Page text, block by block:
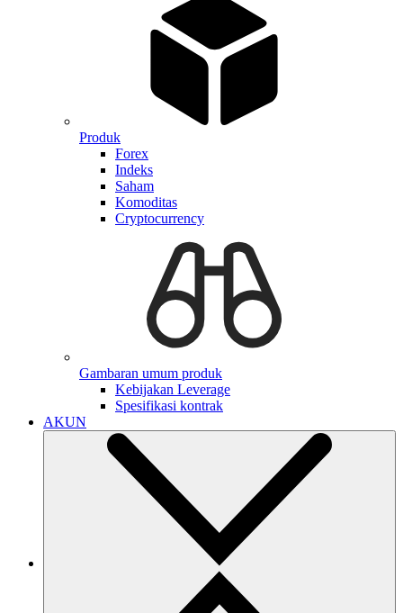
Produk
Forex
Indeks
Saham
Komoditas
Cryptocurrency
Gambaran umum produk
Kebijakan Leverage
Spesifikasi kontrak
AKUN